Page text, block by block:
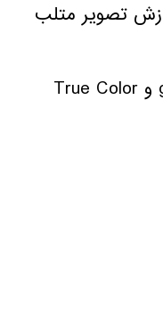
تصویر متلب